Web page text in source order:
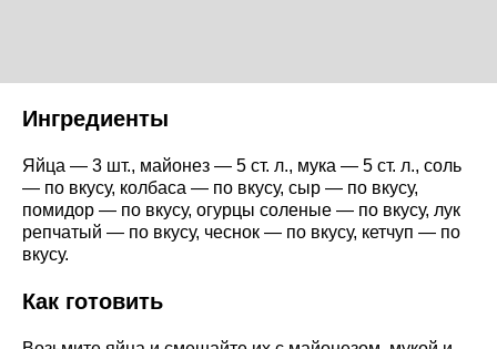
Ингредиенты
Яйца — 3 шт., майонез — 5 ст. л., мука — 5 ст. л., соль
— по вкусу, колбаса — по вкусу, сыр — по вкусу,
помидор — по вкусу, огурцы соленые — по вкусу, лук
репчатый — по вкусу, чеснок — по вкусу, кетчуп — по
вкусу.
Как готовить